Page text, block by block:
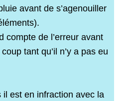
avant de s’agenouiller
compte de l’erreur avant
tant qu’il n’y a pas eu
est en infraction avec la